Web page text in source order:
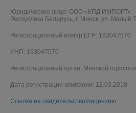
Юридическое лицо: ООО «КПД ИМПОРТ»
Республика Беларусь, г. Минск, ул. Малый
Регистрационный номер ЕГР: 193047570
УНП: 193047570
Регистрационный орган: Минский
Дата регистрации компании: 12.03.2018
Ссылка на свидетельство/лицензию